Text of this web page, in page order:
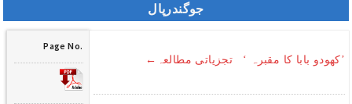
جوگندرپال
’کھودو بابا کا مقبرہ ‘ تجزیاتی مطالعہ←
Page No.